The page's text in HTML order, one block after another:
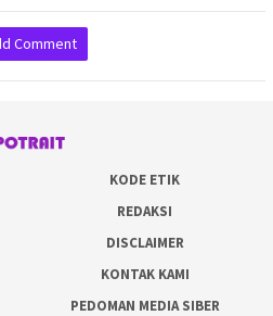
Comment
KODE ETIK
REDAKSI
DISCLAIMER
KONTAK KAMI
PEDOMAN MEDIA SIBER